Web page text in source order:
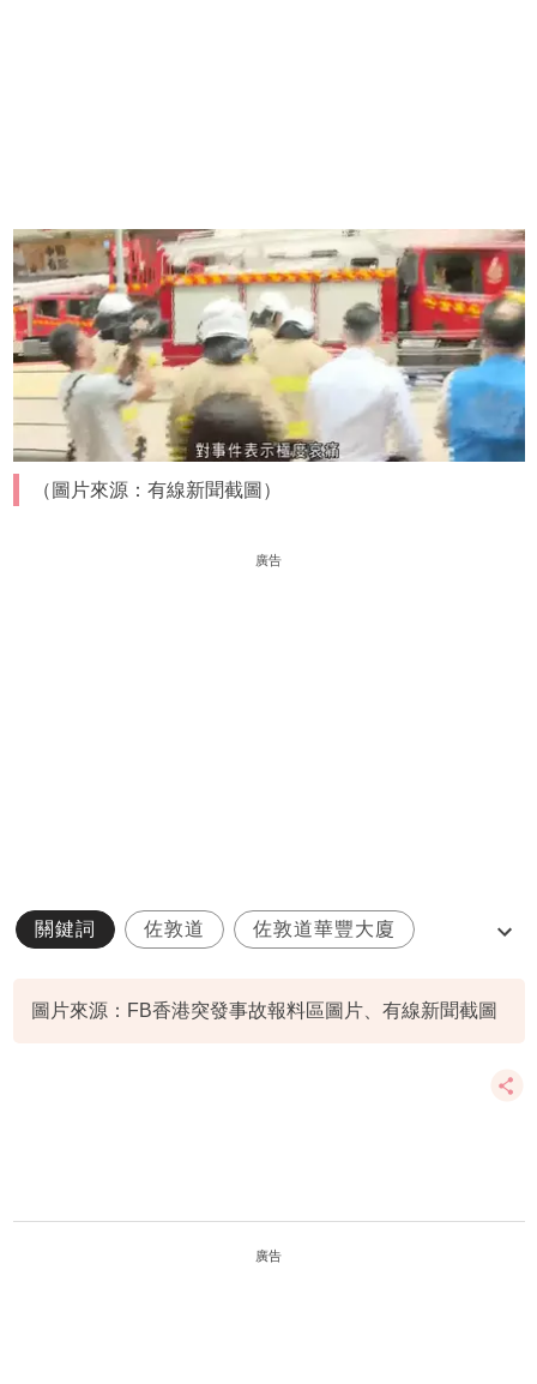
（圖片來源：有線新聞截圖）
廣告
關鍵詞 佐敦道 佐敦道華豐大廈
圖片來源：FB香港突發事故報料區圖片、有線新聞截圖
廣告